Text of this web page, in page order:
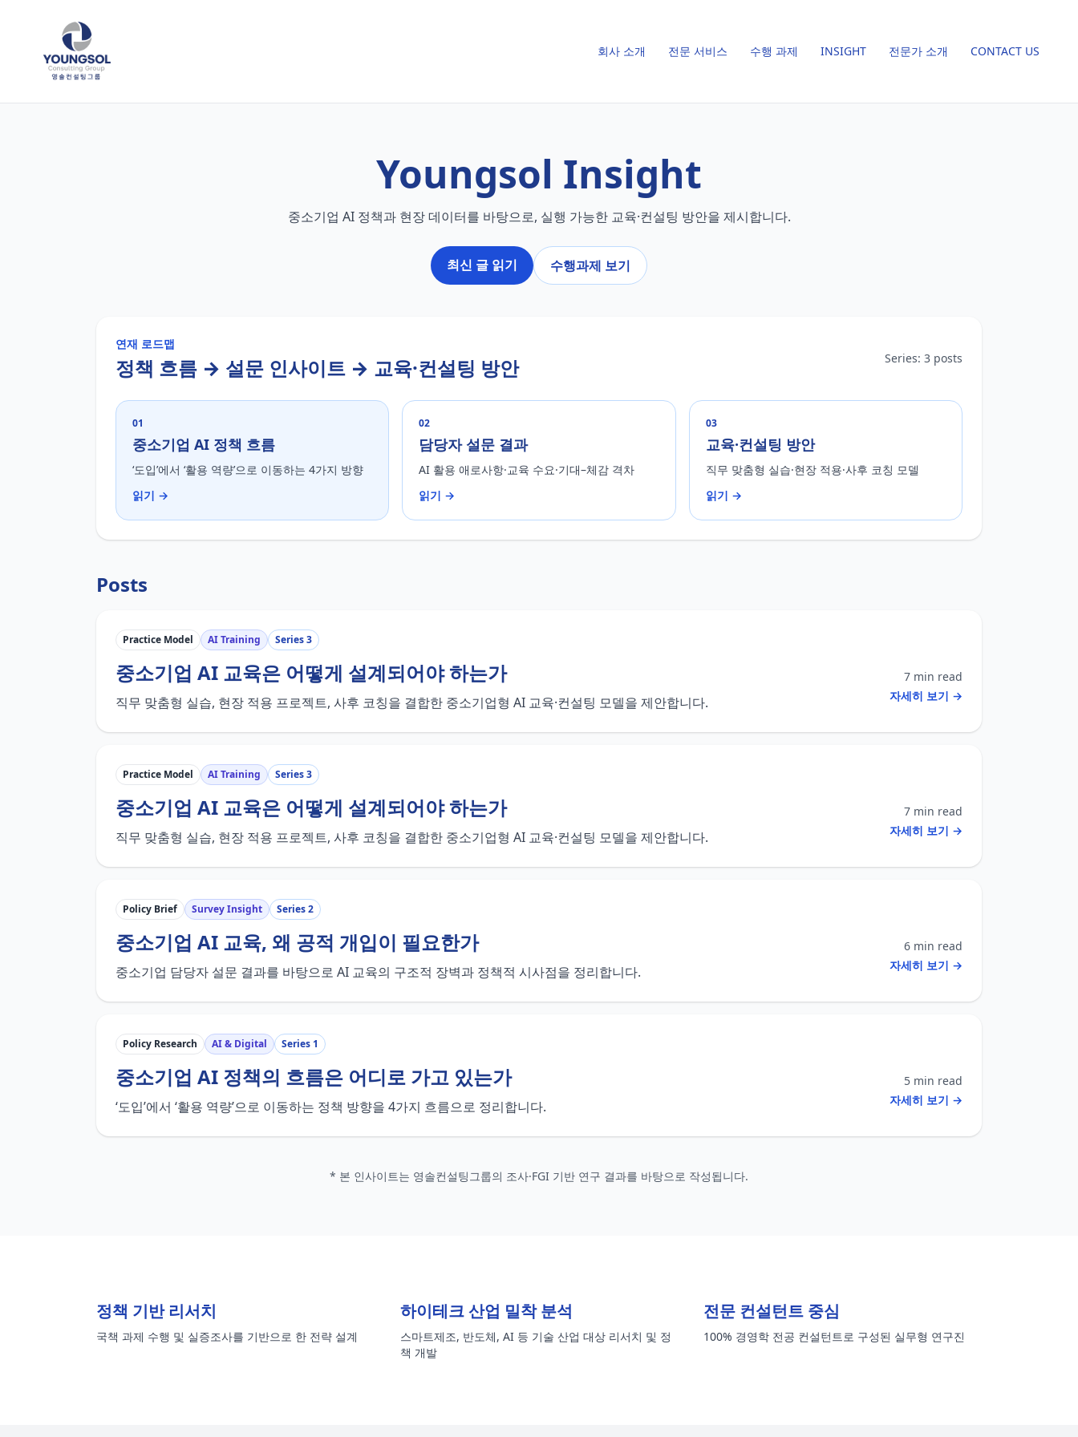
회사 소개 전문 서비스 수행 과제 INSIGHT 전문가 소개 CONTACT US
Youngsol Insight
중소기업 AI 정책과 현장 데이터를 바탕으로, 실행 가능한 교육·컨설팅 방안을 제시합니다.
최신 글 읽기 수행과제 보기
연재 로드맵
정책 흐름 → 설문 인사이트 → 교육·컨설팅 방안 Series: 3 posts
01
중소기업 AI 정책 흐름
‘도입’에서 ‘활용 역량’으로 이동하는 4가지 방향
읽기 →
02
담당자 설문 결과
AI 활용 애로사항·교육 수요·기대–체감 격차
읽기 →
03
교육·컨설팅 방안
직무 맞춤형 실습·현장 적용·사후 코칭 모델
읽기 →
Posts
Practice Model AI Training Series 3
중소기업 AI 교육은 어떻게 설계되어야 하는가
직무 맞춤형 실습, 현장 적용 프로젝트, 사후 코칭을 결합한 중소기업형 AI 교육·컨설팅 모델을 제안합니다.
7 min read
자세히 보기 →
Practice Model AI Training Series 3
중소기업 AI 교육은 어떻게 설계되어야 하는가
직무 맞춤형 실습, 현장 적용 프로젝트, 사후 코칭을 결합한 중소기업형 AI 교육·컨설팅 모델을 제안합니다.
7 min read
자세히 보기 →
Policy Brief Survey Insight Series 2
중소기업 AI 교육, 왜 공적 개입이 필요한가
중소기업 담당자 설문 결과를 바탕으로 AI 교육의 구조적 장벽과 정책적 시사점을 정리합니다.
6 min read
자세히 보기 →
Policy Research AI & Digital Series 1
중소기업 AI 정책의 흐름은 어디로 가고 있는가
‘도입’에서 ‘활용 역량’으로 이동하는 정책 방향을 4가지 흐름으로 정리합니다.
5 min read
자세히 보기 →
* 본 인사이트는 영솔컨설팅그룹의 조사·FGI 기반 연구 결과를 바탕으로 작성됩니다.
정책 기반 리서치
국책 과제 수행 및 실증조사를 기반으로 한 전략 설계
하이테크 산업 밀착 분석
스마트제조, 반도체, AI 등 기술 산업 대상 리서치 및 정
책 개발
전문 컨설턴트 중심
100% 경영학 전공 컨설턴트로 구성된 실무형 연구진